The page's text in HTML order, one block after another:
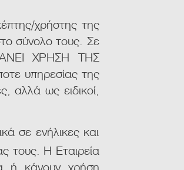
χρήστης της
σύνολο τους. Σε
ΧΡΗΣΗ ΤΗΣ
υπηρεσίας της
αλλά ως ειδικοί,
σε ενήλικες και
τους. Η Εταιρεία
ή κάνουν χρήση